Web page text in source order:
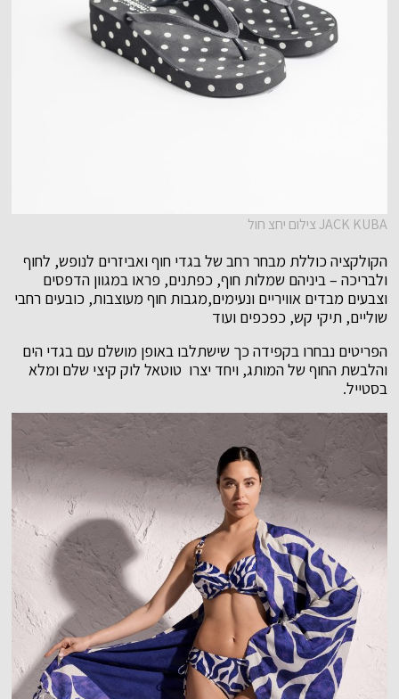
JACK KUBA צילום יחצ חול
הקולקציה כוללת מבחר רחב של בגדי חוף ואביזרים לנופש, לחוף
ולבריכה – ביניהם שמלות חוף, כפתנים, פראו במגוון הדפסים
וצבעים מבדים אוויריים ונעימים,מגבות חוף מעוצבות, כובעים רחבי
שוליים, תיקי קש, כפכפים ועוד
הפריטים נבחרו בקפידה כך שישתלבו באופן מושלם עם בגדי הים
והלבשת החוף של המותג, ויחד יצרו טוטאל לוק קיצי שלם ומלא
בסטייל.